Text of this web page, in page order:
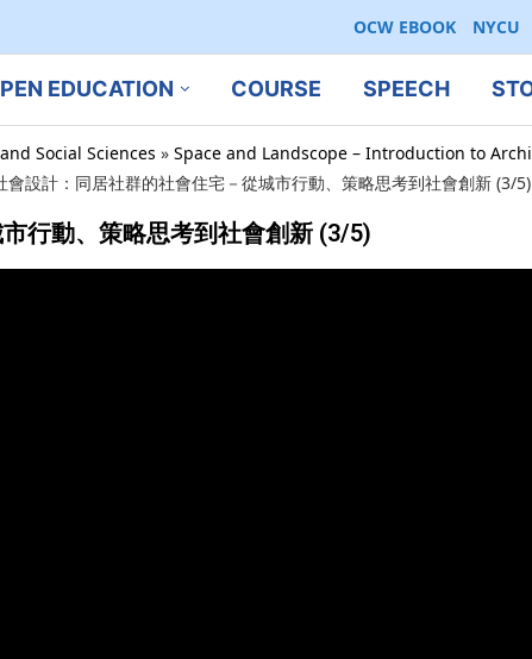
OCW EBOOK NYCU
EDUCATION COURSE SPEECH
Social Sciences » Space and Landscope – Introduction to
會設計：同居社群的社會住宅－從城市行動、策略思考到社會創新 (3/5)
行動、策略思考到社會創新 (3/5)